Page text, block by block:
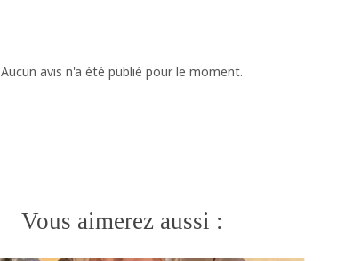
Aucun avis n'a été publié pour le moment.
Vous aimerez aussi :